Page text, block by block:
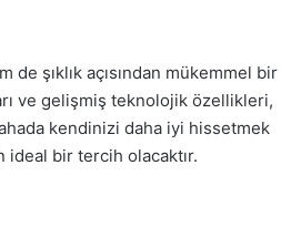
şıklık açısından mükemmel bir
ve gelişmiş teknolojik özellikleri,
kendinizi daha iyi hissetmek
ideal bir tercih olacaktır.